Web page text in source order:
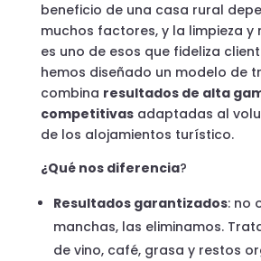
beneficio de una casa rural
muchos factores, y la limpieza y
es uno de esos que fideliza
hemos diseñado un modelo de
combina resultados de alta
competitivasadaptadas al
de los alojamientos turístico.
¿Qué nos diferencia?
Resultados garantizados: no
manchas, las eliminamos.
de vino, café, grasa y restos